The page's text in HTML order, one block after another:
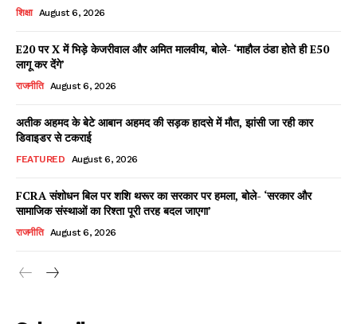
Facebook
X WhatsApp
Share
Read Latest News on AIN
शिक्षा August 6, 2026
E20 पर X में भिड़े केजरीवाल और अमित मालवीय, बोले- ‘माहौल ठंडा होते ही E50
लागू कर देंगे’
राजनीति August 6, 2026
अतीक अहमद के बेटे आबान अहमद की सड़क हादसे में मौत, झांसी जा रही कार
डिवाइडर से टकराई
FEATURED August 6, 2026
FCRA संशोधन बिल पर शशि थरूर का सरकार पर हमला, बोले- ‘सरकार और
सामाजिक संस्थाओं का रिश्ता पूरी तरह बदल जाएगा’
राजनीति August 6, 2026